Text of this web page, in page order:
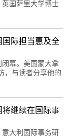
国萨里大学博士
国际担当惠及全
幕。美国蒙大拿
，与读者分享他的
将继续在国际事
大利国际事务研